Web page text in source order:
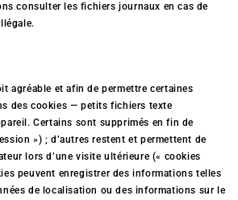
consulter les fichiers journaux en cas de
agréable et afin de permettre certaines
des cookies — petits fichiers texte
Certains sont supprimés en fin de
») ; d’autres restent et permettent de
lors d’une visite ultérieure (« cookies
peuvent enregistrer des informations telles
de localisation ou des informations sur le